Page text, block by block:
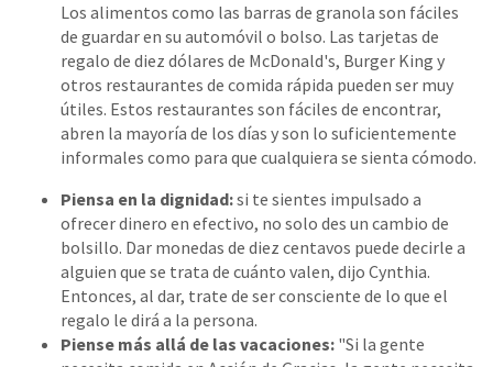
Los alimentos como las barras de granola son fáciles
de guardar en su automóvil o bolso. Las tarjetas de
regalo de diez dólares de McDonald's, Burger King y
otros restaurantes de comida rápida pueden ser muy
útiles. Estos restaurantes son fáciles de encontrar,
abren la mayoría de los días y son lo suficientemente
informales como para que cualquiera se sienta cómodo.
Piensa en la dignidad:si te sientes impulsado a
ofrecer dinero en efectivo, no solo des un cambio de
bolsillo. Dar monedas de diez centavos puede decirle a
alguien que se trata de cuánto valen, dijo Cynthia.
Entonces, al dar, trate de ser consciente de lo que el
regalo le dirá a la persona.
Piense más allá de las vacaciones: "Si la gente